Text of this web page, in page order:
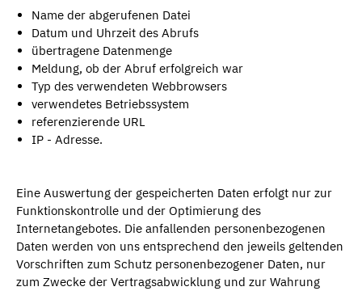
Name der abgerufenen Datei
Datum und Uhrzeit des Abrufs
übertragene Datenmenge
Meldung, ob der Abruf erfolgreich war
Typ des verwendeten Webbrowsers
verwendetes Betriebssystem
referenzierende URL
IP - Adresse.
Eine Auswertung der gespeicherten Daten erfolgt nur zur
Funktionskontrolle und der Optimierung des
Internetangebotes. Die anfallenden personenbezogenen
Daten werden von uns entsprechend den jeweils geltenden
Vorschriften zum Schutz personenbezogener Daten, nur
zum Zwecke der Vertragsabwicklung und zur Wahrung